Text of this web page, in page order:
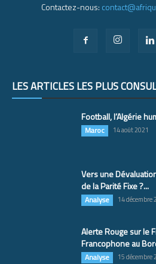
Contactez-nous:
LES ARTICLES LES PLUS
Football, l’Algérie
Maroc 14 août 2021
Vers une
de la Parité Fixe ?...
Analyse 14 décembre
Alerte Rouge sur le
Francophone au
Analyse 15 décembre